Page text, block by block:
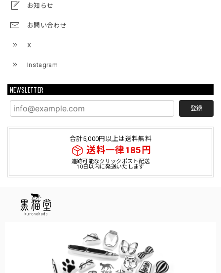
お知らせ
お問い合わせ
X
Instagram
NEWSLETTER
登録
合計5,000円以上は送料無料
送料一律185円
追跡可能なクリックポスト配送
10日以内に発送いたします